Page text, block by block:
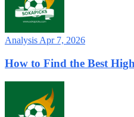
Analysis Apr 7, 2026
How to Find the Best